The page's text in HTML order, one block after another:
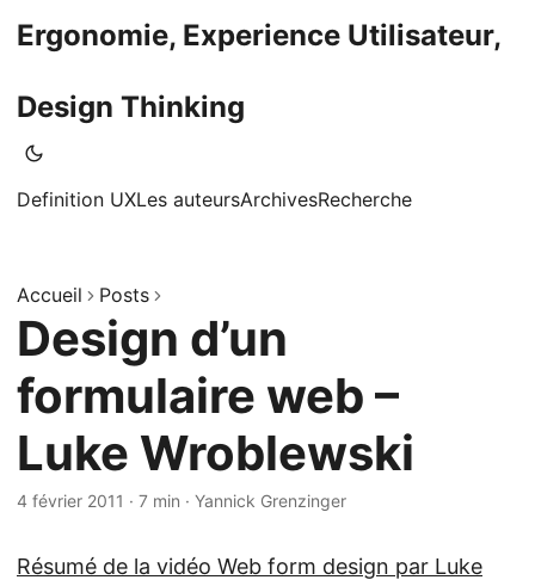
Ergonomie, Experience Utilisateur,
Design Thinking
Definition UXLes auteursArchivesRecherche
Accueil Posts
Design d’un
formulaire web –
Luke Wroblewski
4 février 2011 · 7 min · Yannick Grenzinger
Résumé de la vidéo Web form design par Luke